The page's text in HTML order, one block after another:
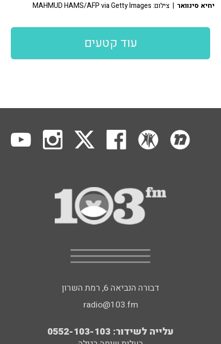
יחיא סינוואר | צילום: MAHMUD HAMS/AFP via Getty Images
עוד קטעים
דבורה הנביאה 6, רמת השרון
radio@103.fm
עלייה לשידור: 0552-103-103